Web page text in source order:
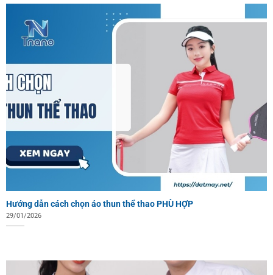
Hướng dẫn cách chọn áo thun thể thao PHÙ HỢP
29/01/2026